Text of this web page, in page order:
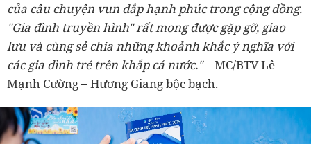
của câu chuyện vun đắp hạnh phúc trong cộng đồng.
"Gia đình truyền hình" rất mong được gặp gỡ, giao
lưu và cùng sẻ chia những khoảnh khắc ý nghĩa với
các gia đình trẻ trên khắp cả nước."– MC/BTV Lê
Mạnh Cường – Hương Giang bộc bạch.